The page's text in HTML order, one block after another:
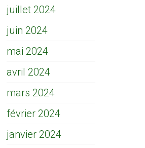
juillet 2024
juin 2024
mai 2024
avril 2024
mars 2024
février 2024
janvier 2024